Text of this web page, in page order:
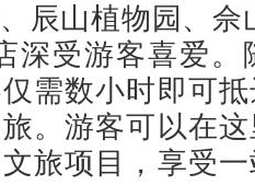
辰山植物园、佘
深受游客喜爱。
需数小时即可
。游客可以在
旅项目，享受